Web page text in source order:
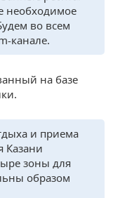
необходимое
во всем
канале.
на базе
и приема
Казани
зоны для
образом